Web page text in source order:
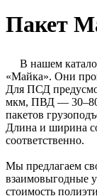
Пакет
В нашем
«Майка». Они
Для ПСД
мкм, ПВД — 30–80
пакетов
Длина и ширина
соответственно.
Мы предлагаем
взаимовыгодные
стоимость